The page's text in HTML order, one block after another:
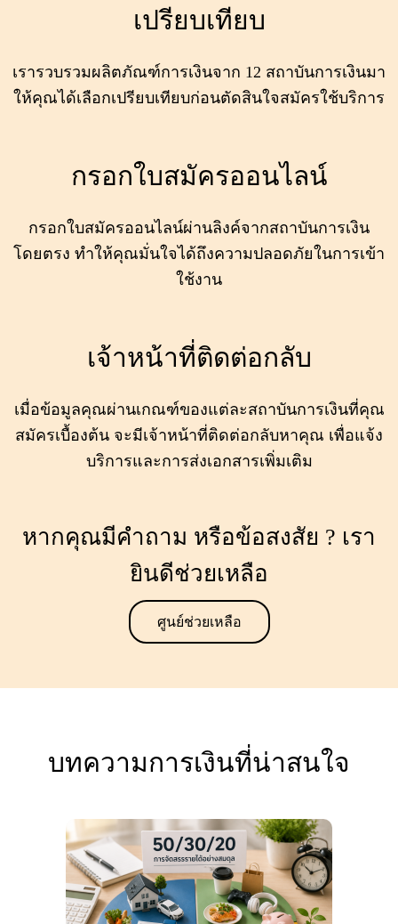
เปรียบเทียบ
เรารวบรวมผลิตภัณฑ์การเงินจาก 12 สถาบันการเงินมา
ให้คุณได้เลือกเปรียบเทียบก่อนตัดสินใจสมัครใช้บริการ
กรอกใบสมัครออนไลน์
กรอกใบสมัครออนไลน์ผ่านลิงค์จากสถาบันการเงิน
โดยตรง ทำให้คุณมั่นใจได้ถึงความปลอดภัยในการเข้า
ใช้งาน
เจ้าหน้าที่ติดต่อกลับ
เมื่อข้อมูลคุณผ่านเกณฑ์ของแต่ละสถาบันการเงินที่คุณ
สมัครเบื้องต้น จะมีเจ้าหน้าที่ติดต่อกลับหาคุณ เพื่อแจ้ง
บริการและการส่งเอกสารเพิ่มเติม
หากคุณมีคำถาม หรือข้อสงสัย ? เรา
ยินดีช่วยเหลือ
ศูนย์ช่วยเหลือ
บทความการเงินที่น่าสนใจ